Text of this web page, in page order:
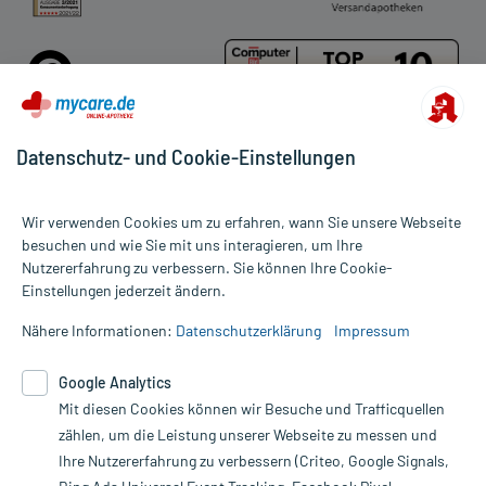
durchschnittlich 4,8 von 5 Sternen abgegeben.
Alle Preise gelten inkl. MwSt., ggf. zzgl. Versandkosten
Informationen auf dieser Website werden ausschließlich für
die Untersuchung und Behandlung durch einen Arzt. Bitte
Therapien eingeleitet werden können. | Diese Webseite benutzt
Google Analytics. Lesen Sie bitte dazu die wichtigen Hinweise in
unserer Datenschutzerklärung. Für den Widerruf einer Bestellung
nutzen Sie das Formular:
Datenschutz- und Cookie-Einstellungen
Wir verwenden Cookies um zu erfahren, wann Sie unsere Webseite
besuchen und wie Sie mit uns interagieren, um Ihre
Nutzererfahrung zu verbessern. Sie können Ihre Cookie-
Einstellungen jederzeit ändern.
Nähere Informationen: Datenschutzerklärung Impressum
Google Analytics
Mit diesen Cookies können wir Besuche und Trafficquellen
zählen, um die Leistung unserer Webseite zu messen und
Ihre Nutzererfahrung zu verbessern (Criteo, Google Signals,